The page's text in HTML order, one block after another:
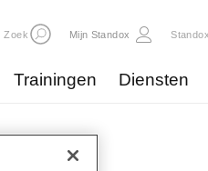
Zoek Mijn Standox
Trainingen Diensten